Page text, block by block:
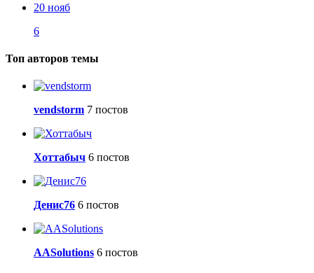
20 нояб
6
Топ авторов темы
vendstorm 7 постов
Хоттабыч 6 постов
Денис76 6 постов
AASolutions 6 постов